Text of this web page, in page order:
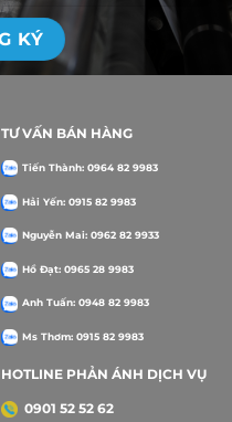
TƯ VẤN BÁN HÀNG
Tiến Thành: 0964 82 9983
Hải Yến: 0915 82 9983
Nguyễn Mai: 0962 82 9933
Hồ Đạt: 0965 28 9983
Anh Tuấn: 0948 82 9983
Ms Thơm: 0915 82 9983
HOTLINE PHẢN ÁNH DỊCH VỤ
0901 52 52 62